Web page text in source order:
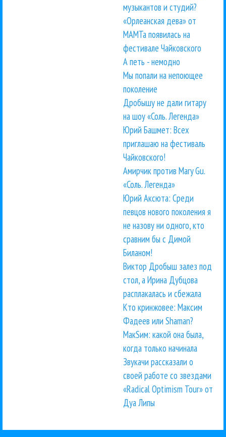
музыкантов и студий?
«Орлеанская дева» от
МАМТа появилась на
фестивале Чайковского
А петь - немодно
Мы попали на непоющее
поколение
Дробышу не дали гитару
на шоу «Соль. Легенда»
Юрий Башмет: Всех
приглашаю на фестиваль
Чайковского!
Амирчик против Mary Gu.
«Соль. Легенда»
Юрий Аксюта: Среди
певцов нового поколения я
не назову ни одного, кто
сравним бы с Димой
Биланом!
Виктор Дробыш залез под
стол, а Ирина Дубцова
расплакалась и сбежала
Кто кринжовее: Максим
Фадеев или Shaman?
МакSим: какой она была,
когда только начинала
Звукачи рассказали о
своей работе со звездами
«Radical Optimism Tour» от
Дуа Липы